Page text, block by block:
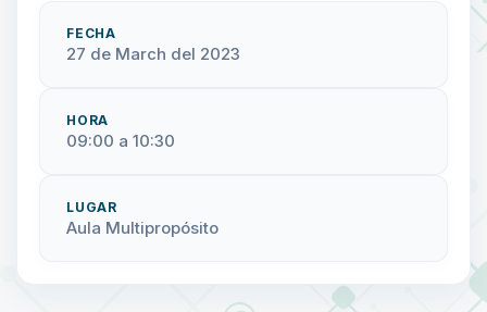
FECHA
27 de March del 2023
HORA
09:00 a 10:30
LUGAR
Aula Multipropósito